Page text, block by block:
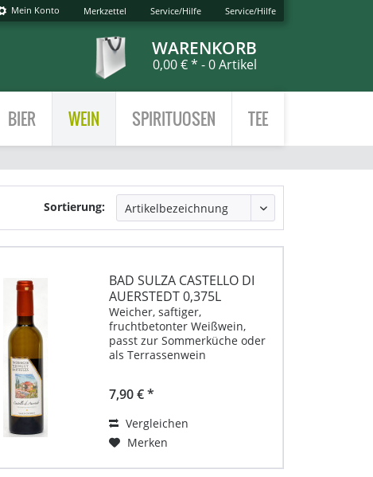
Mein Konto Merkzettel Service/Hilfe Service/Hilfe
WARENKORB
0,00 € * - 0 Artikel
BIER WEIN SPIRITUOSEN TEE
Sortierung:
BAD SULZA CASTELLO DI
AUERSTEDT 0,375L
Weicher, saftiger,
fruchtbetonter Weißwein,
passt zur Sommerküche oder
als Terrassenwein
Weingut Bad Sulza 0,375l
Unternehmenskontakt:
Thüringer Weingut Bad Sulza...
7,90 € *
Vergleichen
Merken